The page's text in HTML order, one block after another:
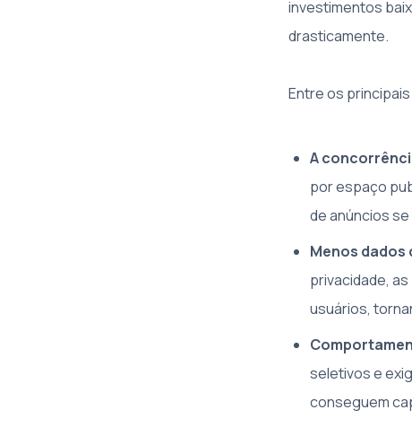
investimentos
drasticamente.
Entre os
A
por espaço
de anúncios
Menos dados
privacidade,
usuários,
seletivos e
conseguem